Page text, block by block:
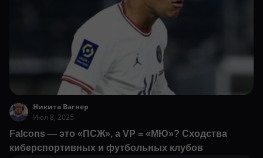
Никита Вагнер
Июл 8, 2025
Falcons — это «ПСЖ», а VP = «МЮ»? Сходства
киберспортивных и футбольных клубов